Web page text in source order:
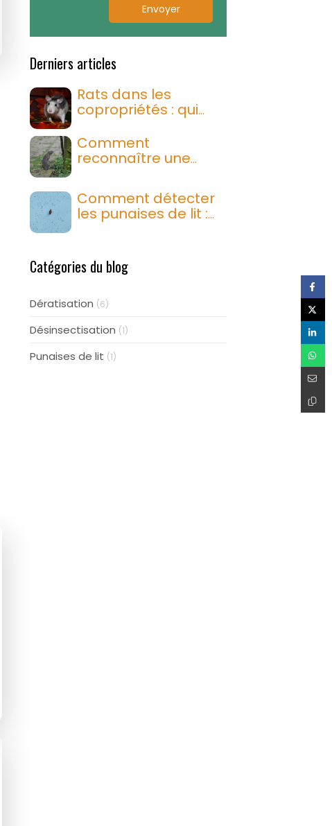
Envoyer
Derniers articles
Rats dans les
copropriétés : qui
dératisation ?
Comment
reconnaître une
signes, indices et
traces
Comment détecter
les punaises de lit :
Catégories du blog
Dératisation (6)
Désinsectisation (1)
Punaises de lit (1)